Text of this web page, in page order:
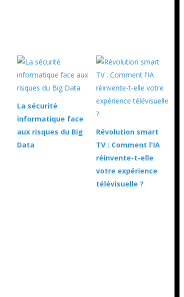
La sécurité
informatique face
aux risques du Big
Data
Révolution smart
TV : Comment l'IA
réinvente-t-elle
votre expérience
télévisuelle ?